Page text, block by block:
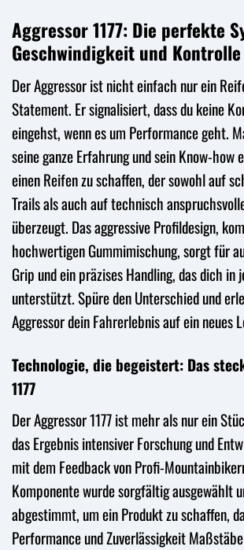
Aggressor 1177: Die perfekte
Geschwindigkeit und Kontrolle
Der Aggressor ist nicht einfach nur ein
Statement. Er signalisiert, dass du keine
eingehst, wenn es um Performance geht.
seine ganze Erfahrung und sein Know-how
einen Reifen zu schaffen, der sowohl auf
Trails als auch auf technisch
überzeugt. Das aggressive Profildesign,
hochwertigen Gummimischung, sorgt für
Grip und ein präzises Handling, das dich in
unterstützt. Spüre den Unterschied und
Aggressor dein Fahrerlebnis auf ein neues
Technologie, die begeistert: Das
1177
Der Aggressor 1177 ist mehr als nur ein
das Ergebnis intensiver Forschung und
mit dem Feedback von Profi-
Komponente wurde sorgfältig ausgewählt
abgestimmt, um ein Produkt zu schaffen,
Performance und Zuverlässigkeit